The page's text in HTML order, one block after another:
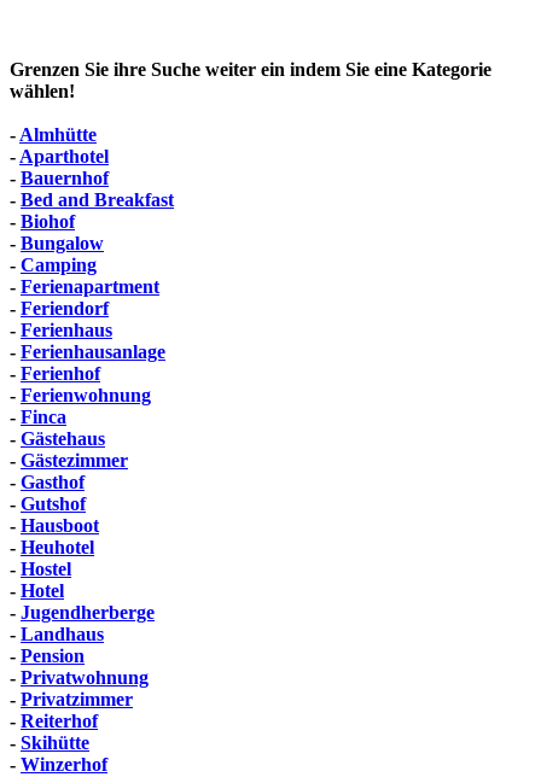
Grenzen Sie ihre Suche weiter ein indem Sie eine Kategorie
wählen!
- Almhütte
- Aparthotel
- Bauernhof
- Bed and Breakfast
- Biohof
- Bungalow
- Camping
- Ferienapartment
- Feriendorf
- Ferienhaus
- Ferienhausanlage
- Ferienhof
- Ferienwohnung
- Finca
- Gästehaus
- Gästezimmer
- Gasthof
- Gutshof
- Hausboot
- Heuhotel
- Hostel
- Hotel
- Jugendherberge
- Landhaus
- Pension
- Privatwohnung
- Privatzimmer
- Reiterhof
- Skihütte
- Winzerhof